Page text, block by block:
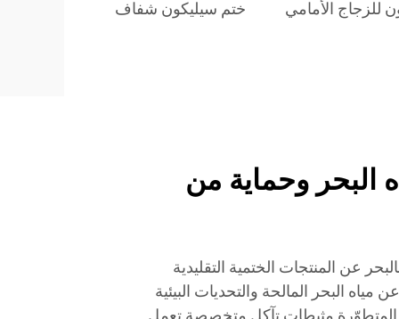
للزجاج الأمامي ختم سيليكون شفاف
البحر وحماية من
عن المنتجات الختمية التقليدية
مياه البحر المالحة والتحديات البيئية
المتطوّرة مثبطات تآكل متخصصة تعمل